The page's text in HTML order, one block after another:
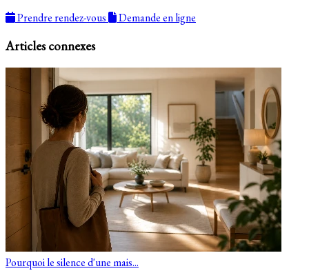
Prendre rendez-vous
Demande en ligne
Articles connexes
Pourquoi le silence d'une mais...